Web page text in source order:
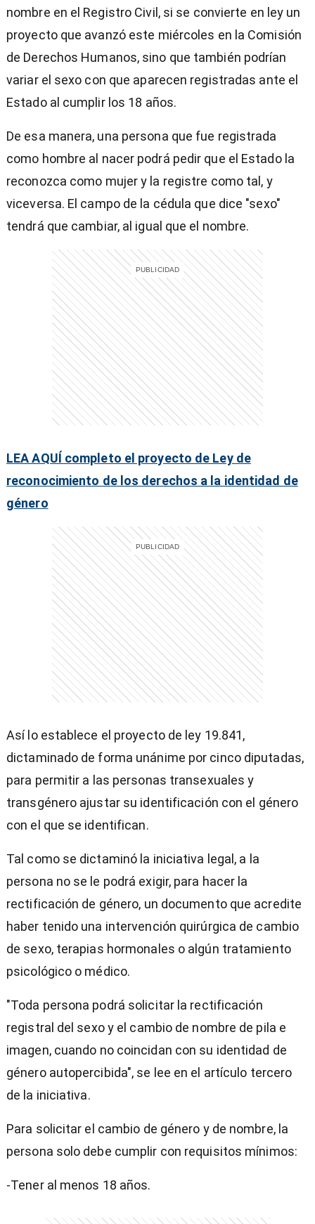
nombre en el Registro Civil, si se convierte en ley un
proyecto que avanzó este miércoles en la Comisión
de Derechos Humanos, sino que también podrían
variar el sexo con que aparecen registradas ante el
Estado al cumplir los 18 años.
De esa manera, una persona que fue registrada
como hombre al nacer podrá pedir que el Estado la
reconozca como mujer y la registre como tal, y
viceversa. El campo de la cédula que dice "sexo"
tendrá que cambiar, al igual que el nombre.
LEA AQUÍ completo el proyecto de Ley de
reconocimiento de los derechos a la identidad de
género
Así lo establece el proyecto de ley 19.841,
dictaminado de forma unánime por cinco diputadas,
para permitir a las personas transexuales y
transgénero ajustar su identificación con el género
con el que se identifican.
Tal como se dictaminó la iniciativa legal, a la
persona no se le podrá exigir, para hacer la
rectificación de género, un documento que acredite
haber tenido una intervención quirúrgica de cambio
de sexo, terapias hormonales o algún tratamiento
psicológico o médico.
"Toda persona podrá solicitar la rectificación
registral del sexo y el cambio de nombre de pila e
imagen, cuando no coincidan con su identidad de
género autopercibida", se lee en el artículo tercero
de la iniciativa.
Para solicitar el cambio de género y de nombre, la
persona solo debe cumplir con requisitos mínimos:
-Tener al menos 18 años.